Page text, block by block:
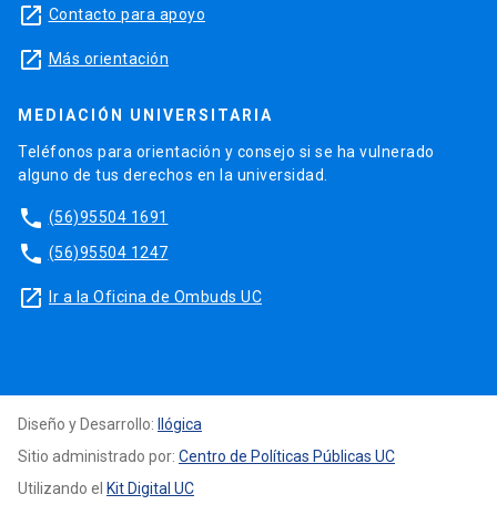
launch Contacto para apoyo
launch Más orientación
MEDIACIÓN UNIVERSITARIA
Teléfonos para orientación y consejo si se ha vulnerado
alguno de tus derechos en la universidad.
phone (56)95504 1691
phone (56)95504 1247
launch Ir a la Oficina de Ombuds UC
Diseño y Desarrollo:
Ilógica
Sitio administrado por: Centro de Políticas Públicas UC
Utilizando el Kit Digital UC